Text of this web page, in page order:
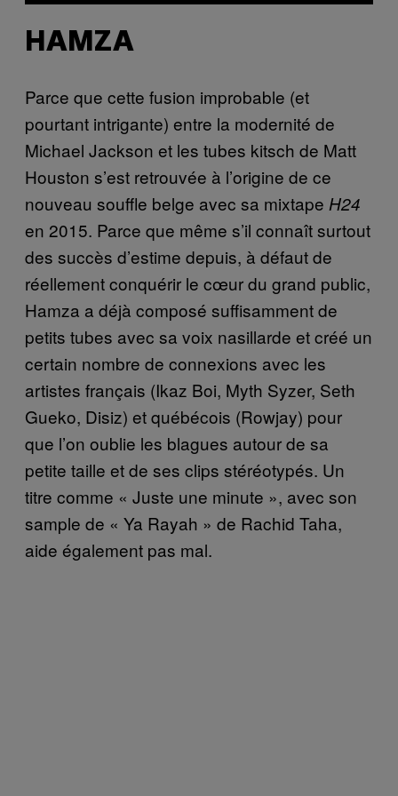
HAMZA
Parce que cette fusion improbable (et
pourtant intrigante) entre la modernité de
Michael Jackson et les tubes kitsch de Matt
Houston s’est retrouvée à l’origine de ce
nouveau souffle belge avec sa mixtape H24
en 2015. Parce que même s’il connaît surtout
des succès d’estime depuis, à défaut de
réellement conquérir le cœur du grand public,
Hamza a déjà composé suffisamment de
petits tubes avec sa voix nasillarde et créé un
certain nombre de connexions avec les
artistes français (Ikaz Boi, Myth Syzer, Seth
Gueko, Disiz) et québécois (Rowjay) pour
que l’on oublie les blagues autour de sa
petite taille et de ses clips stéréotypés. Un
titre comme « Juste une minute », avec son
sample de « Ya Rayah » de Rachid Taha,
aide également pas mal.